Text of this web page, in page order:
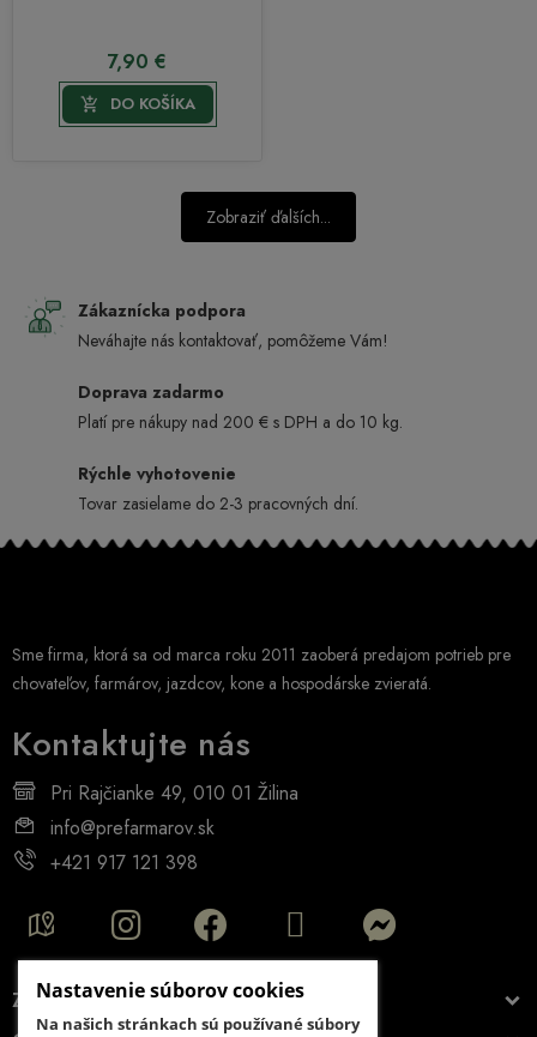
7,90 €
 DO KOŠÍKA
Zobraziť ďalších...
Nastavenie súborov cookies
Na našich stránkach sú používané súbory
Zákaznícka podpora
Neváhajte nás kontaktovať, pomôžeme Vám!
Doprava zadarmo
Platí pre nákupy nad 200 € s DPH a do 10 kg.
Rýchle vyhotovenie
Tovar zasielame do 2-3 pracovných dní.
Sme firma, ktorá sa od marca roku 2011 zaoberá predajom potrieb pre
chovateľov, farmárov, jazdcov, kone a hospodárske zvieratá.
Kontaktujte nás
Pri Rajčianke 49, 010 01 Žilina
info@prefarmarov.sk
+421 917 121 398
ZÁKAZNÍCKY ÚČET